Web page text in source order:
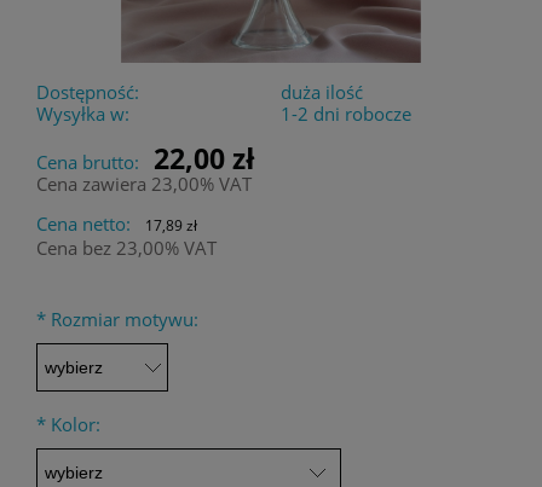
Dostępność:
duża ilość
Wysyłka w:
1-2 dni robocze
Cena brutto:
22,00 zł
Cena zawiera 23,00% VAT
Cena netto:
17,89 zł
Cena bez 23,00% VAT
* Rozmiar motywu:
* Kolor: